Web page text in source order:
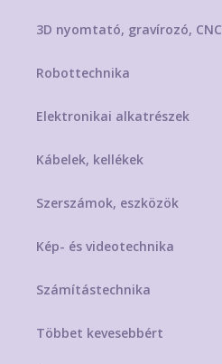
3D nyomtató, gravírozó, CNC
Robottechnika
Elektronikai alkatrészek
Kábelek, kellékek
Szerszámok, eszközök
Kép- és videotechnika
Számítástechnika
Többet kevesebbért